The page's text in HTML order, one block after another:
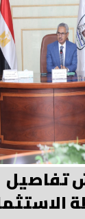
تفاصيل